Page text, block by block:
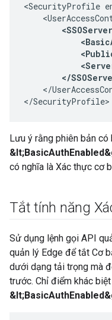
<SecurityProfile
</
</
</SecurityProfile>
Lưu ý rằng phiên bản
có nghĩa là Xác thực cơ
Tắt tính năng
Sử dụng lệnh gọi API
quản lý Edge để tắt Cơ
dưới dạng tải trọng mà
trước. Chỉ điểm khác